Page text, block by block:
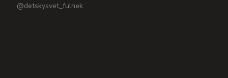
@detskysvet_fulnek